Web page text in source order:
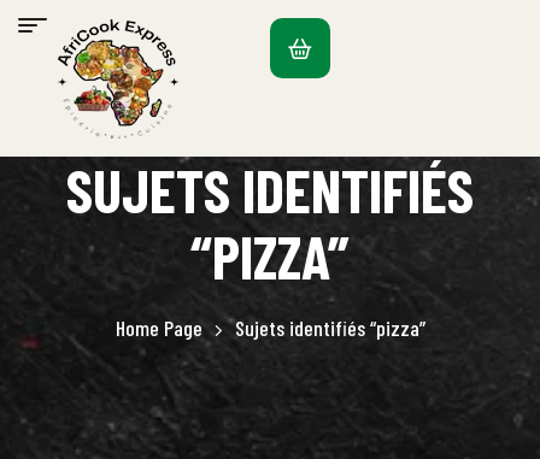
SUJETS IDENTIFIÉS
“PIZZA”
Home Page Sujets identifiés “pizza”